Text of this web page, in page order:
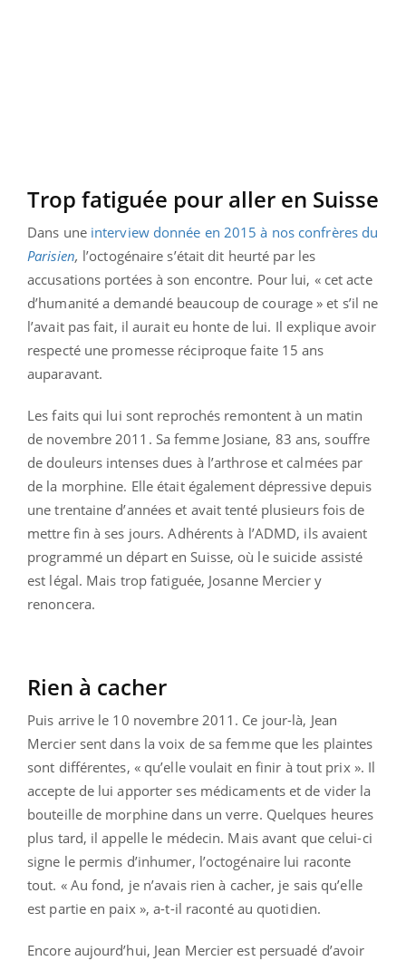
Trop fatiguée pour aller en Suisse
Dans une interview donnée en 2015 à nos confrères du
Parisien, l’octogénaire s’était dit heurté par les
accusations portées à son encontre. Pour lui, « cet acte
d’humanité a demandé beaucoup de courage » et s’il ne
l’avait pas fait, il aurait eu honte de lui. Il explique avoir
respecté une promesse réciproque faite 15 ans
auparavant.
Les faits qui lui sont reprochés remontent à un matin
de novembre 2011. Sa femme Josiane, 83 ans, souffre
de douleurs intenses dues à l’arthrose et calmées par
de la morphine. Elle était également dépressive depuis
une trentaine d’années et avait tenté plusieurs fois de
mettre fin à ses jours. Adhérents à l’ADMD, ils avaient
programmé un départ en Suisse, où le suicide assisté
est légal. Mais trop fatiguée, Josanne Mercier y
renoncera.
Rien à cacher
Puis arrive le 10 novembre 2011. Ce jour-là, Jean
Mercier sent dans la voix de sa femme que les plaintes
sont différentes, « qu’elle voulait en finir à tout prix ». Il
accepte de lui apporter ses médicaments et de vider la
bouteille de morphine dans un verre. Quelques heures
plus tard, il appelle le médecin. Mais avant que celui-ci
signe le permis d’inhumer, l’octogénaire lui raconte
tout. « Au fond, je n’avais rien à cacher, je sais qu’elle
est partie en paix », a-t-il raconté au quotidien.
Encore aujourd’hui, Jean Mercier est persuadé d’avoir